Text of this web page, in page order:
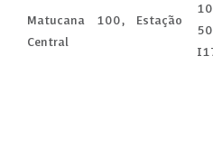
Matucana 100, Estação
Central